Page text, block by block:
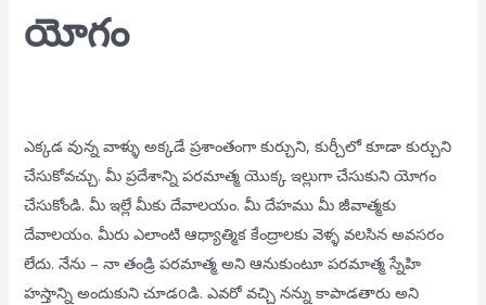
యోగం
ఎక్కడ వున్న వాళ్ళు అక్కడే ప్రశాంతంగా కుర్చుని, కుర్చీలో కూడా కుర్చుని
చేసుకోవచ్చు. మీ ప్రదేశాన్ని పరమాత్మ యొక్క ఇల్లుగా చేసుకుని యోగం
చేసుకోండి. మీ ఇల్లే మీకు దేవాలయం. మీ దేహము మీ జీవాత్మకు
దేవాలయం. మీరు ఎలాంటి ఆధ్యాత్మిక కేంద్రాలకు వెళ్ళ వలసిన అవసరం
లేదు. నేను – నా తండ్రి పరమాత్మ అని ఆనుకుంటూ పరమాత్మ స్నేహి
హస్తాన్ని అందుకుని చూడoడి. ఎవరో వచ్చి నన్ను కాపాడతారు అని